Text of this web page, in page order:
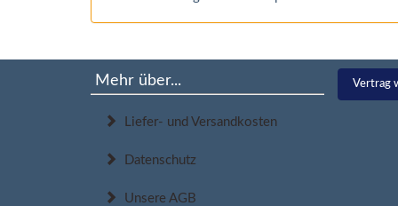
Mehr über...
Liefer- und Versandkosten
Datenschutz
Unsere AGB
Vertrag